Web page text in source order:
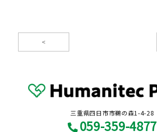
<
三重県四日市市鵜の森1-4-28
059-359-4877